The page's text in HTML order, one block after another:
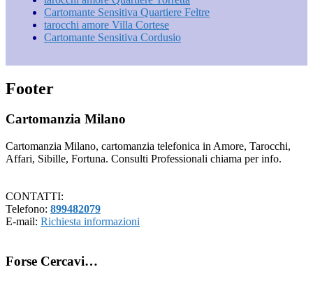
Cartomante Sensitiva Quartiere Feltre
tarocchi amore Villa Cortese
Cartomante Sensitiva Cordusio
Footer
Cartomanzia Milano
Cartomanzia Milano, cartomanzia telefonica in Amore, Tarocchi,
Affari, Sibille, Fortuna. Consulti Professionali chiama per info.
CONTATTI:
Telefono: 899482079
E-mail: Richiesta informazioni
Forse Cercavi…